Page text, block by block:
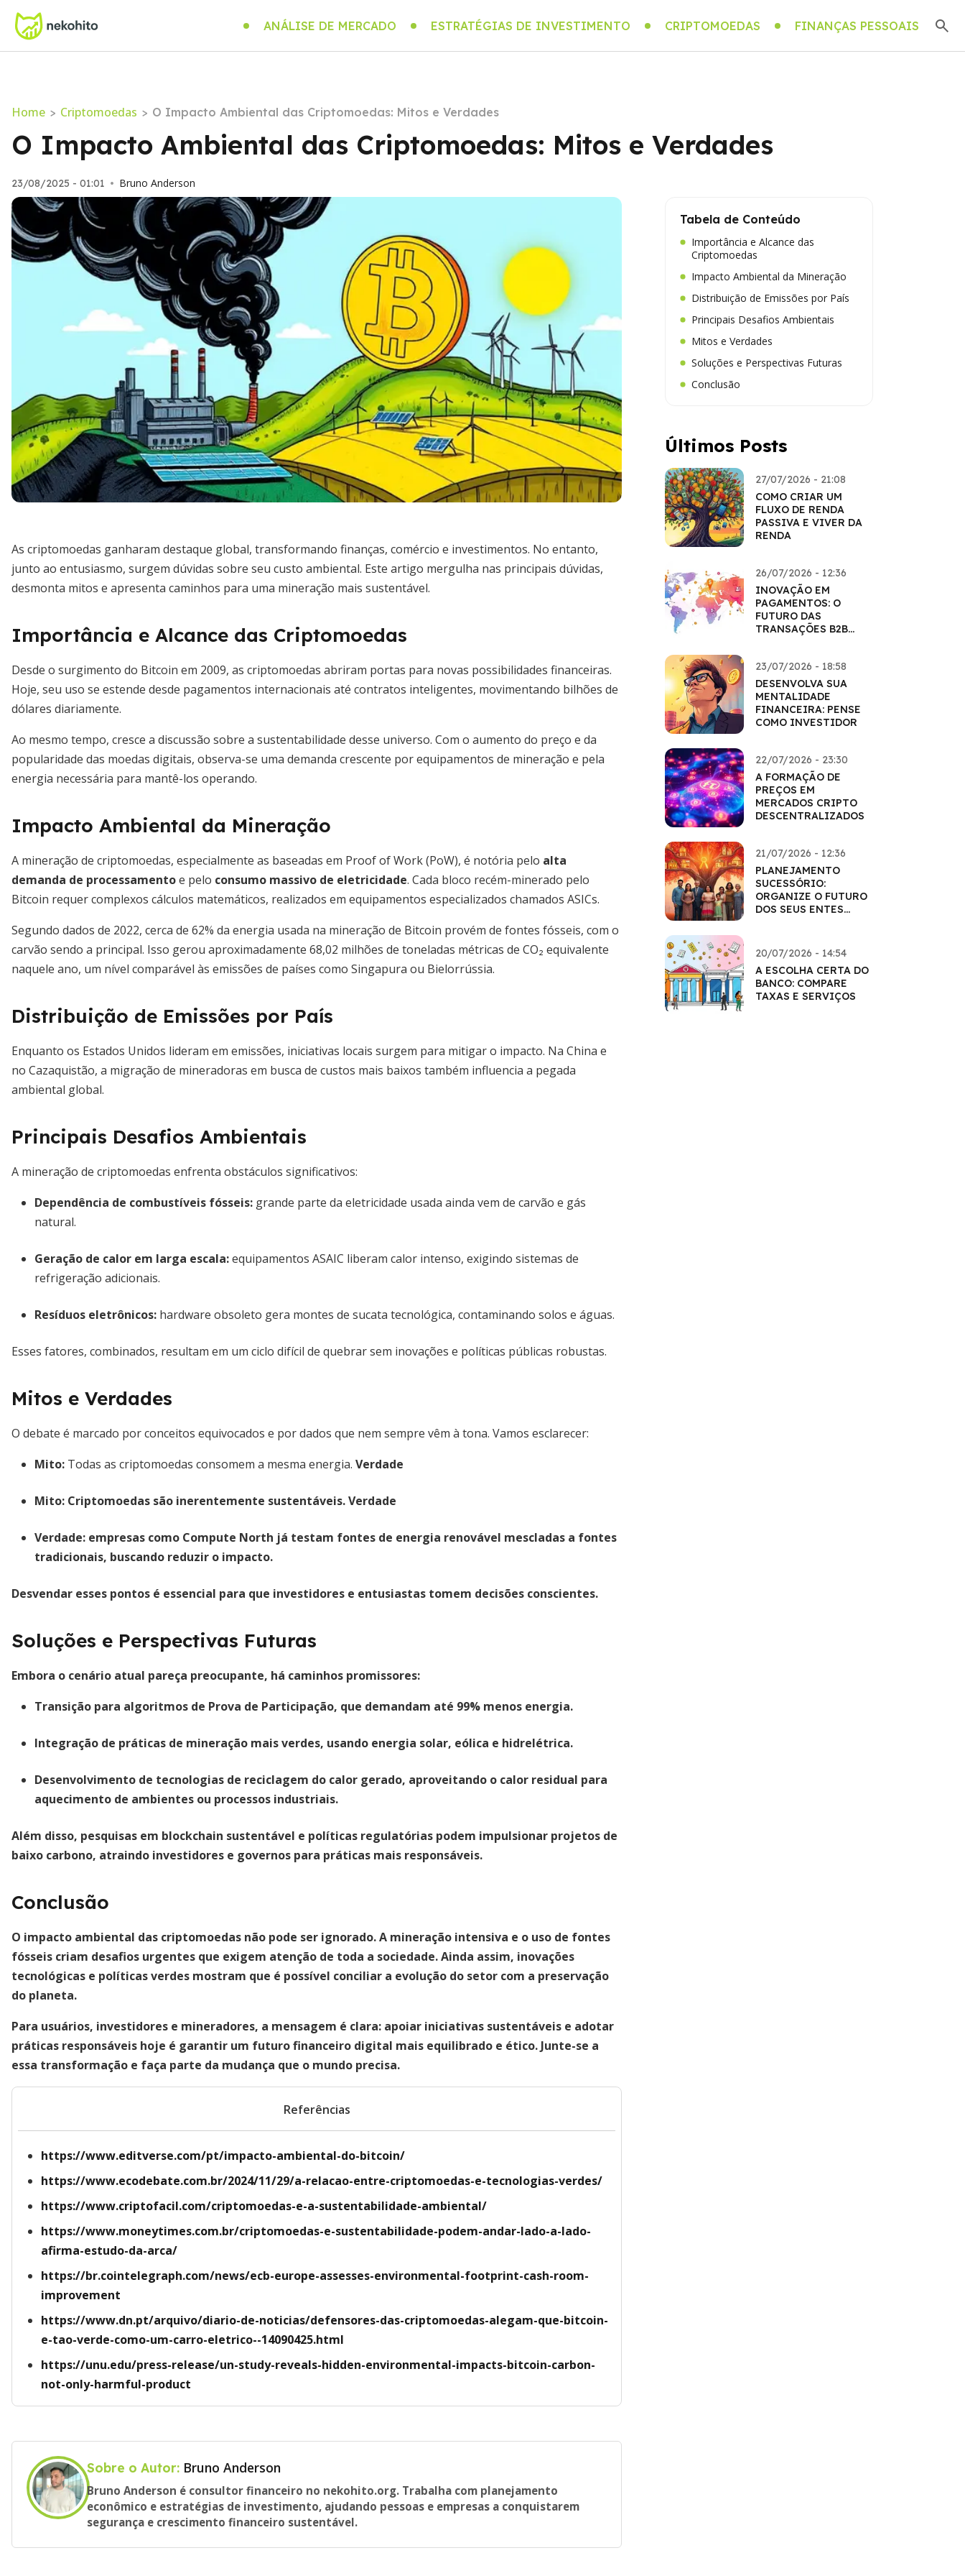
ANÁLISE DE MERCADO ESTRATÉGIAS DE INVESTIMENTO CRIPTOMOEDAS FINANÇAS PESSOAIS
Home > Criptomoedas > O Impacto Ambiental das Criptomoedas: Mitos e Verdades
O Impacto Ambiental das Criptomoedas: Mitos e Verdades
23/08/2025 - 01:01 • Bruno Anderson
As criptomoedas ganharam destaque global, transformando finanças, comércio e investimentos. No entanto,
junto ao entusiasmo, surgem dúvidas sobre seu custo ambiental. Este artigo mergulha nas principais dúvidas,
desmonta mitos e apresenta caminhos para uma mineração mais sustentável.
Importância e Alcance das Criptomoedas
Desde o surgimento do Bitcoin em 2009, as criptomoedas abriram portas para novas possibilidades financeiras.
Hoje, seu uso se estende desde pagamentos internacionais até contratos inteligentes, movimentando bilhões de
dólares diariamente.
Ao mesmo tempo, cresce a discussão sobre a sustentabilidade desse universo. Com o aumento do preço e da
popularidade das moedas digitais, observa-se uma demanda crescente por equipamentos de mineração e pela
energia necessária para mantê-los operando.
Impacto Ambiental da Mineração
A mineração de criptomoedas, especialmente as baseadas em Proof of Work (PoW), é notória pelo alta
demanda de processamentoe pelo consumo massivo de eletricidade. Cada bloco recém-minerado pelo
Bitcoin requer complexos cálculos matemáticos, realizados em equipamentos especializados chamados ASICs.
Segundo dados de 2022, cerca de 62% da energia usada na mineração de Bitcoin provém de fontes fósseis, com o
carvão sendo a principal. Isso gerou aproximadamente 68,02 milhões de toneladas métricas de CO₂ equivalente
naquele ano, um nível comparável às emissões de países como Singapura ou Bielorrússia.
Distribuição de Emissões por País
Enquanto os Estados Unidos lideram em emissões, iniciativas locais surgem para mitigar o impacto. Na China e
no Cazaquistão, a migração de mineradoras em busca de custos mais baixos também influencia a pegada
ambiental global.
Principais Desafios Ambientais
A mineração de criptomoedas enfrenta obstáculos significativos:
Dependência de combustíveis fósseis: grande parte da eletricidade usada ainda vem de carvão e gás
natural.
Geração de calor em larga escala:equipamentos ASAIC liberam calor intenso, exigindo sistemas de
refrigeração adicionais.
Resíduos eletrônicos: hardware obsoleto gera montes de sucata tecnológica, contaminando solos e águas.
Esses fatores, combinados, resultam em um ciclo difícil de quebrar sem inovações e políticas públicas robustas.
Mitos e Verdades
O debate é marcado por conceitos equivocados e por dados que nem sempre vêm à tona. Vamos esclarecer:
Mito: Todas as criptomoedas consomem a mesma energia. Verdade
Mito: Criptomoedas são inerentemente sustentáveis.Verdade
Verdade: empresas como Compute North já testam fontes de energia renovável mescladas a fontes
tradicionais, buscando reduzir o impacto.
Desvendar esses pontos é essencial para que investidores e entusiastas tomem decisões conscientes.
Soluções e Perspectivas Futuras
Embora o cenário atual pareça preocupante, há caminhos promissores:
Transição para algoritmos de Prova de Participação, que demandam até 99% menos energia.
Integração de práticas de mineração mais verdes, usando energia solar, eólica e hidrelétrica.
Desenvolvimento de tecnologias de reciclagem do calor gerado, aproveitando o calor residual para
aquecimento de ambientes ou processos industriais.
Além disso, pesquisas em blockchain sustentável e políticas regulatórias podem impulsionar projetos de
baixo carbono, atraindo investidores e governos para práticas mais responsáveis.
Conclusão
O impacto ambiental das criptomoedas não pode ser ignorado. A mineração intensiva e o uso de fontes
fósseis criam desafios urgentes que exigem atenção de toda a sociedade. Ainda assim, inovações
tecnológicas e políticas verdes mostram que é possível conciliar a evolução do setor com a preservação
do planeta.
Para usuários, investidores e mineradores, a mensagem é clara: apoiar iniciativas sustentáveis e adotar
práticas responsáveis hoje é garantir um futuro financeiro digital mais equilibrado e ético. Junte-se a
essa transformação e faça parte da mudança que o mundo precisa.
Referências
https://www.editverse.com/pt/impacto-ambiental-do-bitcoin/
https://www.ecodebate.com.br/2024/11/29/a-relacao-entre-criptomoedas-e-tecnologias-verdes/
https://www.criptofacil.com/criptomoedas-e-a-sustentabilidade-ambiental/
https://www.moneytimes.com.br/criptomoedas-e-sustentabilidade-podem-andar-lado-a-lado-
afirma-estudo-da-arca/
https://br.cointelegraph.com/news/ecb-europe-assesses-environmental-footprint-cash-room-
improvement
https://www.dn.pt/arquivo/diario-de-noticias/defensores-das-criptomoedas-alegam-que-bitcoin-
e-tao-verde-como-um-carro-eletrico--14090425.html
https://unu.edu/press-release/un-study-reveals-hidden-environmental-impacts-bitcoin-carbon-
not-only-harmful-product
Sobre o Autor: Bruno Anderson
Bruno Anderson é consultor financeiro no nekohito.org. Trabalha com planejamento
econômico e estratégias de investimento, ajudando pessoas e empresas a conquistarem
segurança e crescimento financeiro sustentável.
Tabela de Conteúdo
Importância e Alcance das
Criptomoedas
Impacto Ambiental da Mineração
Distribuição de Emissões por País
Principais Desafios Ambientais
Mitos e Verdades
Soluções e Perspectivas Futuras
Conclusão
Últimos Posts
27/07/2026 - 21:08
COMO CRIAR UM
FLUXO DE RENDA
PASSIVA E VIVER DA
RENDA
26/07/2026 - 12:36
INOVAÇÃO EM
PAGAMENTOS: O
FUTURO DAS
TRANSAÇÕES B2B
23/07/2026 - 18:58
DESENVOLVA SUA
MENTALIDADE
FINANCEIRA: PENSE
COMO INVESTIDOR
22/07/2026 - 23:30
A FORMAÇÃO DE
PREÇOS EM
MERCADOS CRIPTO
DESCENTRALIZADOS
21/07/2026 - 12:36
PLANEJAMENTO
SUCESSÓRIO:
ORGANIZE O FUTURO
DOS SEUS ENTES
20/07/2026 - 14:54
A ESCOLHA CERTA DO
BANCO: COMPARE
TAXAS E SERVIÇOS